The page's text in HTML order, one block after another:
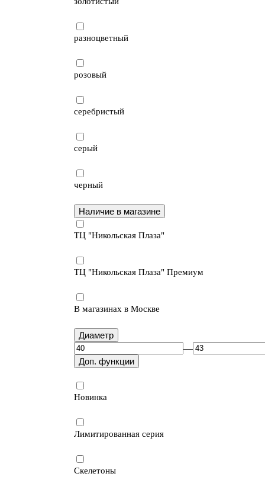
Новинка
Лимитированная серия
Скелетоны
разноцветный
розовый
серебристый
серый
черный
Наличие в магазине
ТЦ "Никольская Плаза"
ТЦ "Никольская Плаза" Премиум
В магазинах в Москве
Диаметр
—
Доп. функции